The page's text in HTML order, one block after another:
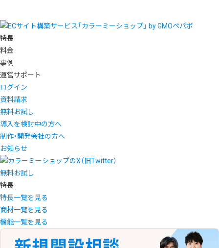
特長
料金
事例
運営サポート
ログイン
資料請求
無料お試し
導入を検討中の方へ
制作・開発会社の方へ
お知らせ
無料お試し
特長
特長一覧を見る
商材一覧を見る
機能一覧を見る